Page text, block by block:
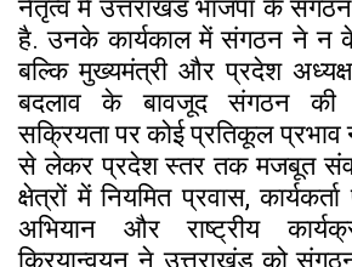
नेतृत्व में उत्तराखंड भाजपा के
है. उनके कार्यकाल में संगठन ने न
बल्कि मुख्यमंत्री और प्रदेश
बदलाव के बावजूद संगठन की
सक्रियता पर कोई प्रतिकूल
से लेकर प्रदेश स्तर तक मजबूत
क्षेत्रों में नियमित प्रवास,
अभियान और राष्ट्रीय
क्रियान्वयन ने उत्तराखंड को